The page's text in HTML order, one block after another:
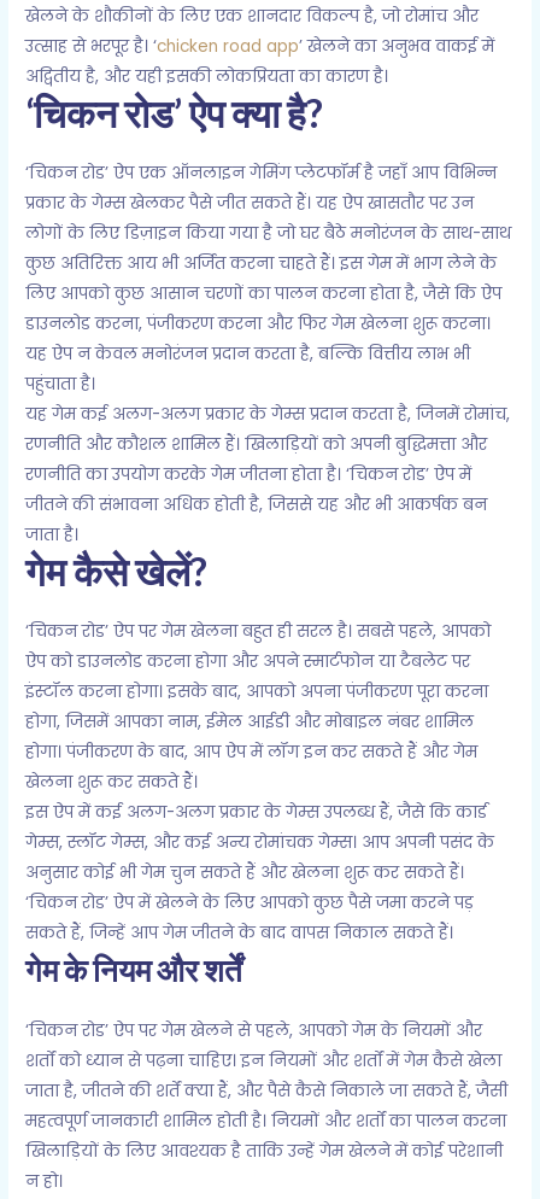
खेलने के शौकीनों के लिए एक शानदार विकल्प है, जो रोमांच और
उत्साह से भरपूर है। ‘chicken road app’ खेलने का अनुभव वाकई में
अद्वितीय है, और यही इसकी लोकप्रियता का कारण है।
‘चिकन रोड’ ऐप क्या है?
‘चिकन रोड’ ऐप एक ऑनलाइन गेमिंग प्लेटफॉर्म है जहाँ आप विभिन्न
प्रकार के गेम्स खेलकर पैसे जीत सकते हैं। यह ऐप खासतौर पर उन
लोगों के लिए डिज़ाइन किया गया है जो घर बैठे मनोरंजन के साथ-साथ
कुछ अतिरिक्त आय भी अर्जित करना चाहते हैं। इस गेम में भाग लेने के
लिए आपको कुछ आसान चरणों का पालन करना होता है, जैसे कि ऐप
डाउनलोड करना, पंजीकरण करना और फिर गेम खेलना शुरू करना।
यह ऐप न केवल मनोरंजन प्रदान करता है, बल्कि वित्तीय लाभ भी
पहुंचाता है।
यह गेम कई अलग-अलग प्रकार के गेम्स प्रदान करता है, जिनमें रोमांच,
रणनीति और कौशल शामिल हैं। खिलाड़ियों को अपनी बुद्धिमत्ता और
रणनीति का उपयोग करके गेम जीतना होता है। ‘चिकन रोड’ ऐप में
जीतने की संभावना अधिक होती है, जिससे यह और भी आकर्षक बन
जाता है।
गेम कैसे खेलें?
‘चिकन रोड’ ऐप पर गेम खेलना बहुत ही सरल है। सबसे पहले, आपको
ऐप को डाउनलोड करना होगा और अपने स्मार्टफोन या टैबलेट पर
इंस्टॉल करना होगा। इसके बाद, आपको अपना पंजीकरण पूरा करना
होगा, जिसमें आपका नाम, ईमेल आईडी और मोबाइल नंबर शामिल
होगा। पंजीकरण के बाद, आप ऐप में लॉग इन कर सकते हैं और गेम
खेलना शुरू कर सकते हैं।
इस ऐप में कई अलग-अलग प्रकार के गेम्स उपलब्ध हैं, जैसे कि कार्ड
गेम्स, स्लॉट गेम्स, और कई अन्य रोमांचक गेम्स। आप अपनी पसंद के
अनुसार कोई भी गेम चुन सकते हैं और खेलना शुरू कर सकते हैं।
‘चिकन रोड’ ऐप में खेलने के लिए आपको कुछ पैसे जमा करने पड़
सकते हैं, जिन्हें आप गेम जीतने के बाद वापस निकाल सकते हैं।
गेम के नियम और शर्तें
‘चिकन रोड’ ऐप पर गेम खेलने से पहले, आपको गेम के नियमों और
शर्तों को ध्यान से पढ़ना चाहिए। इन नियमों और शर्तों में गेम कैसे खेला
जाता है, जीतने की शर्तें क्या हैं, और पैसे कैसे निकाले जा सकते हैं, जैसी
महत्वपूर्ण जानकारी शामिल होती है। नियमों और शर्तों का पालन करना
खिलाड़ियों के लिए आवश्यक है ताकि उन्हें गेम खेलने में कोई परेशानी
न हो।